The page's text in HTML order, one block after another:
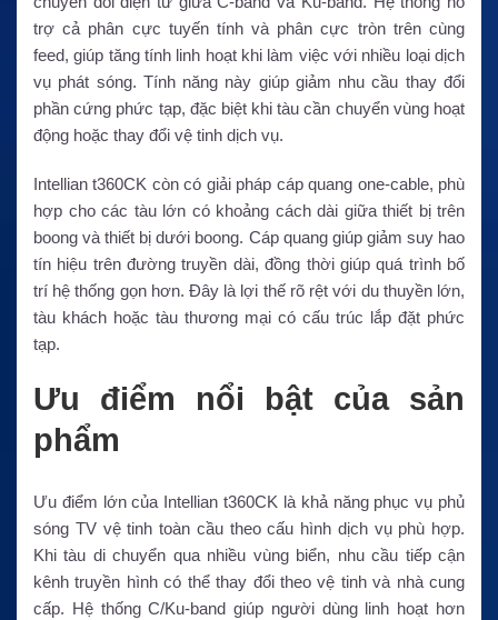
trợ cả phân cực tuyến tính và phân cực tròn trên cùng
feed, giúp tăng tính linh hoạt khi làm việc với nhiều loại dịch
vụ phát sóng. Tính năng này giúp giảm nhu cầu thay đổi
phần cứng phức tạp, đặc biệt khi tàu cần chuyển vùng hoạt
động hoặc thay đổi vệ tinh dịch vụ.
Intellian t360CK còn có giải pháp cáp quang one-cable, phù
hợp cho các tàu lớn có khoảng cách dài giữa thiết bị trên
boong và thiết bị dưới boong. Cáp quang giúp giảm suy hao
tín hiệu trên đường truyền dài, đồng thời giúp quá trình bố
trí hệ thống gọn hơn. Đây là lợi thế rõ rệt với du thuyền lớn,
tàu khách hoặc tàu thương mại có cấu trúc lắp đặt phức
tạp.
Ưu điểm nổi bật của sản
phẩm
Ưu điểm lớn của Intellian t360CK là khả năng phục vụ phủ
sóng TV vệ tinh toàn cầu theo cấu hình dịch vụ phù hợp.
Khi tàu di chuyển qua nhiều vùng biển, nhu cầu tiếp cận
kênh truyền hình có thể thay đổi theo vệ tinh và nhà cung
cấp. Hệ thống C/Ku-band giúp người dùng linh hoạt hơn